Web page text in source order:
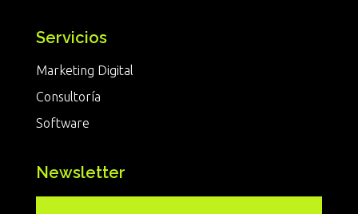
Servicios
Marketing Digital
Consultoría
Software
Newsletter